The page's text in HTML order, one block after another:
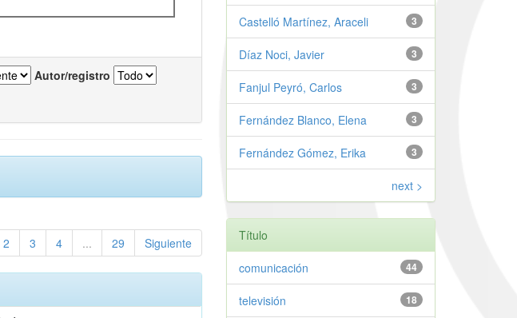
Autor/registro
2 3 4 ... 29 Siguiente
3
Castelló Martínez, Araceli
3
Díaz Noci, Javier
3
Fanjul Peyró, Carlos
3
Fernández Blanco, Elena
3
Fernández Gómez, Erika
next >
Título
44
comunicación
18
televisión